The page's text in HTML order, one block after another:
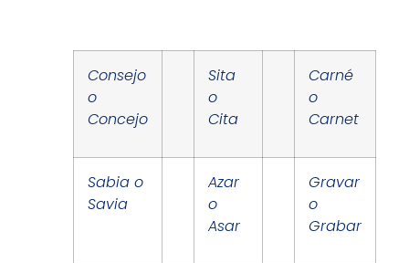
Consejo
o
Concejo
Sita
o
Cita
Carné
o
Carnet
Sabia o
Savia
Azar
o
Asar
Gravar
o
Grabar